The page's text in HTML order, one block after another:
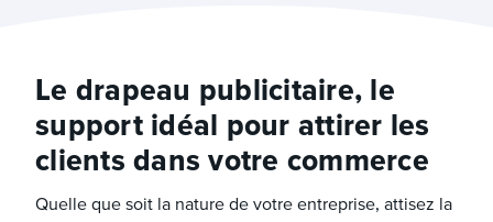
Le drapeau publicitaire, le
support idéal pour attirer les
clients dans votre commerce
Quelle que soit la nature de votre entreprise, attisez la